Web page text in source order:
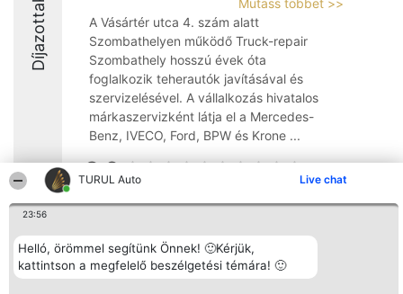
TURUL Auto Live chat
23:56
Helló, örömmel segítünk Önnek! 🙂Kérjük,
kattintson a megfelelő beszélgetési témára! 🙂
Díjazottak
Mutass többet >>
A Vásártér utca 4. szám alatt
Szombathelyen működő Truck-repair
Szombathely hosszú évek óta
foglalkozik teherautók javításával és
szervizelésével. A vállalkozás hivatalos
márkaszervizként látja el a Mercedes-
Benz, IVECO, Ford, BPW és Krone ...
8.6
Rangsorszervező
SC Beautiful Company S.R.L.
Bulevardul Aleea Timișul De
Sus Nr. 2, Bl. A30, Sc. A, Et.
Népszavazás
Nyertesek
Az összes
díjazottak
Elérhetőség